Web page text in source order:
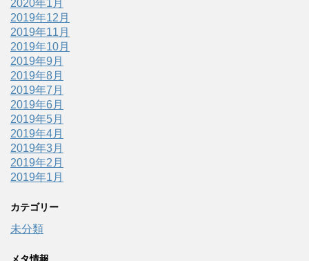
2020年1月
2019年12月
2019年11月
2019年10月
2019年9月
2019年8月
2019年7月
2019年6月
2019年5月
2019年4月
2019年3月
2019年2月
2019年1月
カテゴリー
未分類
メタ情報